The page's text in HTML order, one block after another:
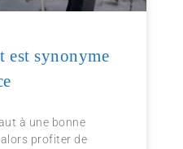
est synonyme
à une bonne
profiter de